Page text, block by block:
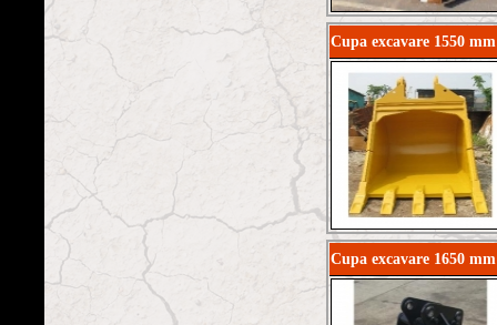
Cupa excavare 1550
Cupa excavare 1650